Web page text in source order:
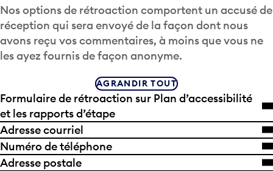
Nos options de rétroaction comportent un accusé de
réception qui sera envoyé de la façon dont nous
avons reçu vos commentaires, à moins que vous ne
les ayez fournis de façon anonyme.
AGRANDIR TOUT
Formulaire de rétroaction sur Plan d’accessibilité
et les rapports d’étape
Adresse courriel
Numéro de téléphone
Adresse postale